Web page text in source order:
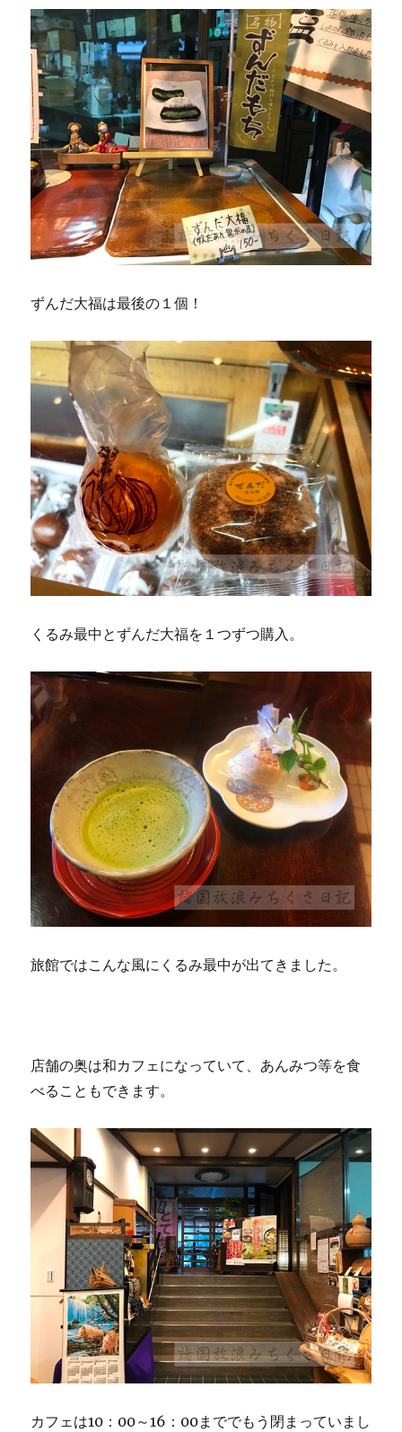
ずんだ大福は最後の１個！
くるみ最中とずんだ大福を１つずつ購入。
旅館ではこんな風にくるみ最中が出てきました。
店舗の奥は和カフェになっていて、あんみつ等を食
べることもできます。
カフェは10：00～16：00まででもう閉まっていまし